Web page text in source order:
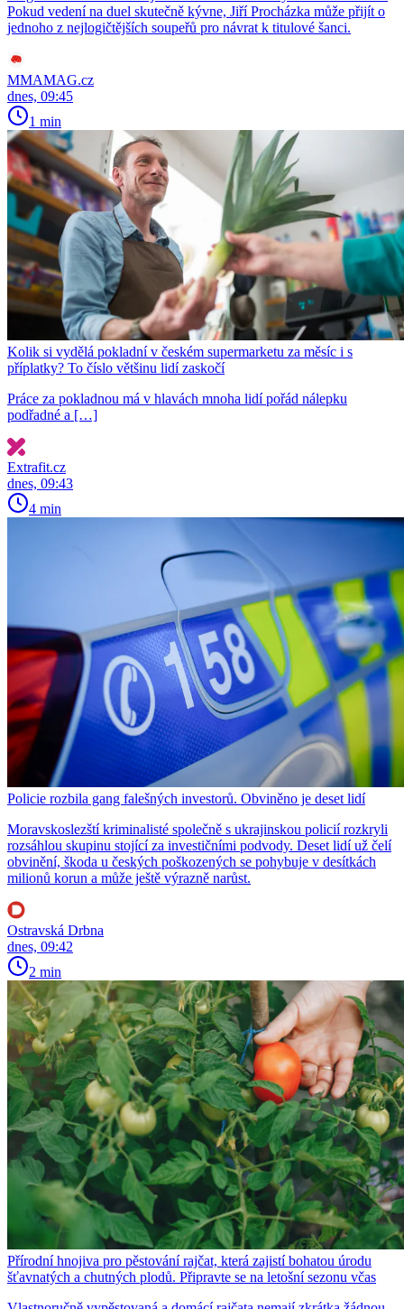
Pokud vedení na duel skutečně kývne, Jiří Procházka může přijít o
jednoho z nejlogičtějších soupeřů pro návrat k titulové šanci.
MMAMAG.cz
dnes, 09:45
1 min
Kolik si vydělá pokladní v českém supermarketu za měsíc i s
příplatky? To číslo většinu lidí zaskočí
Práce za pokladnou má v hlavách mnoha lidí pořád nálepku
podřadné a […]
Extrafit.cz
dnes, 09:43
4 min
Policie rozbila gang falešných investorů. Obviněno je deset lidí
Moravskoslezští kriminalisté společně s ukrajinskou policií rozkryli
rozsáhlou skupinu stojící za investičními podvody. Deset lidí už čelí
obvinění, škoda u českých poškozených se pohybuje v desítkách
milionů korun a může ještě výrazně narůst.
Ostravská Drbna
dnes, 09:42
2 min
Přírodní hnojiva pro pěstování rajčat, která zajistí bohatou úrodu
šťavnatých a chutných plodů. Připravte se na letošní sezonu včas